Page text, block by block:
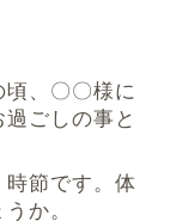
頃、〇〇様に
ごしの事と
時節です。体
か。